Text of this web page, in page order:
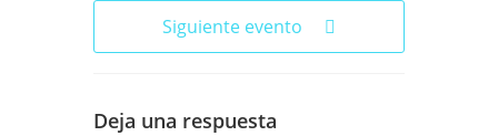
Siguiente evento
Deja una respuesta